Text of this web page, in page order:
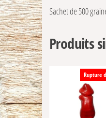
Sachet de 500
Produits
Rupture